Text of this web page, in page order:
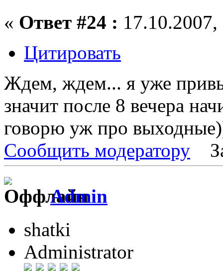
« Ответ #24 :
Цитировать
Ждем, ждем... я уже
значит после 8 вечера
говорю уж про
Сообщить модератору
Admin
shatki
Administrator